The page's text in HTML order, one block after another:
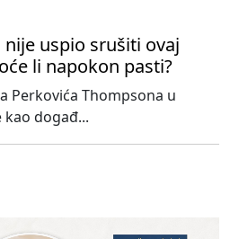
uspio srušiti ovaj
li napokon pasti?
Perkovića Thompsona u
kao događ...